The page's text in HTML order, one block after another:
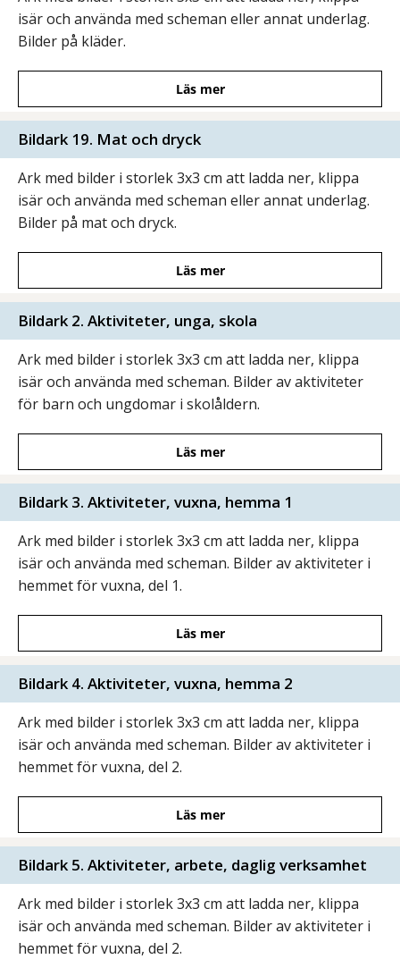
isär och använda med scheman eller annat underlag.
Bilder på kläder.
Läs mer
Bildark 19. Mat och dryck
Ark med bilder i storlek 3x3 cm att ladda ner, klippa
isär och använda med scheman eller annat underlag.
Bilder på mat och dryck.
Läs mer
Bildark 2. Aktiviteter, unga, skola
Ark med bilder i storlek 3x3 cm att ladda ner, klippa
isär och använda med scheman. Bilder av aktiviteter
för barn och ungdomar i skolåldern.
Läs mer
Bildark 3. Aktiviteter, vuxna, hemma 1
Ark med bilder i storlek 3x3 cm att ladda ner, klippa
isär och använda med scheman. Bilder av aktiviteter i
hemmet för vuxna, del 1.
Läs mer
Bildark 4. Aktiviteter, vuxna, hemma 2
Ark med bilder i storlek 3x3 cm att ladda ner, klippa
isär och använda med scheman. Bilder av aktiviteter i
hemmet för vuxna, del 2.
Läs mer
Bildark 5. Aktiviteter, arbete, daglig verksamhet
Ark med bilder i storlek 3x3 cm att ladda ner, klippa
isär och använda med scheman. Bilder av aktiviteter i
hemmet för vuxna, del 2.